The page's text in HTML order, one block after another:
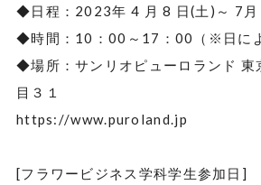
◆日程：2023年 4 月 8 日(土)～ 7月
◆時間：10：00～17：00（※日によ
◆場所：サンリオピューロランド 東
目３１
https://www.puroland.jp
[フラワービジネス学科学生参加日]